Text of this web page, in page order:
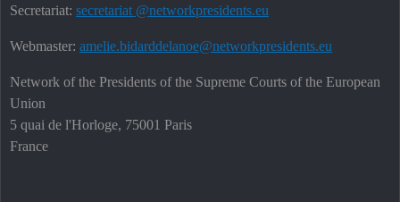
Secretariat: secretariat @networkpresidents.eu
Webmaster: amelie.bidarddelanoe@networkpresidents.eu
Network of the Presidents of the Supreme Courts of the European
Union
5 quai de l'Horloge, 75001 Paris
France